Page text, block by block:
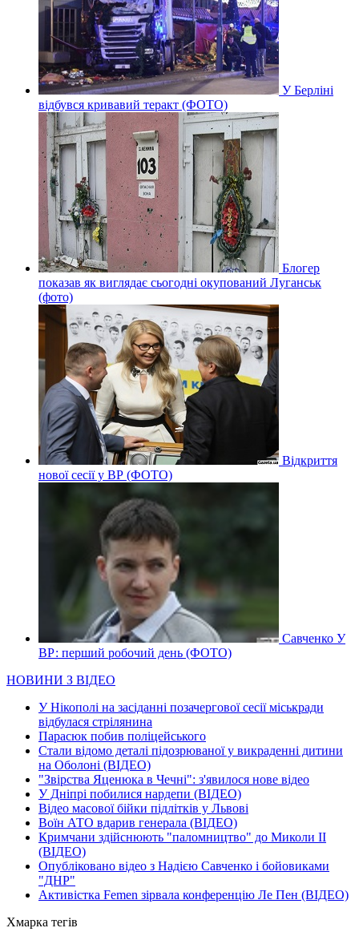
У Берліні
відбувся кривавий теракт (ФОТО)
Блогер
показав як виглядає сьогодні окупований Луганськ
(фото)
Відкриття
нової сесії у ВР (ФОТО)
Савченко У
ВР: перший робочий день (ФОТО)
НОВИНИ З ВІДЕО
У Нікополі на засіданні позачергової сесії міськради
відбулася стрілянина
Парасюк побив поліцейського
Стали відомо деталі підозрюваної у викраденні дитини
на Оболоні (ВІДЕО)
"Звірства Яценюка в Чечні": з'явилося нове відео
У Дніпрі побилися нардепи (ВІДЕО)
Відео масової бійки підлітків у Львові
Воїн АТО вдарив генерала (ВІДЕО)
Кримчани здійснюють "паломництво" до Миколи ІІ
(ВІДЕО)
Опубліковано відео з Надією Савченко і бойовиками
"ДНР"
Активістка Femen зірвала конференцію Ле Пен (ВІДЕО)
Хмарка тегів